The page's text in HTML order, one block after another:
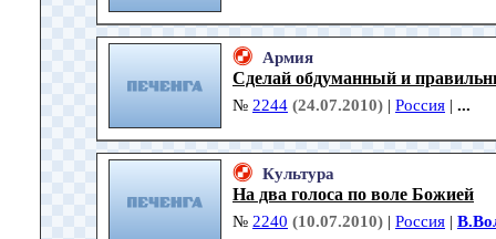
Армия
Сделай обдуманный и
№ 2244 (24.07.2010) | Россия | ...
Культура
На два голоса по воле Божией
№ 2240 (10.07.2010) | Россия |